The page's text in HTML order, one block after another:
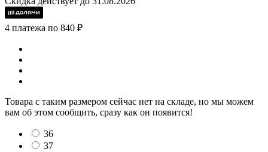
4 платежа по 840 ₽
Товара с таким размером сейчас нет на складе, но мы можем
вам об этом сообщить, сразу как он появится!
36
37